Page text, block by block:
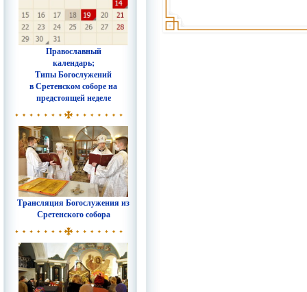
Православный
календарь;
Типы Богослужений
в Сретенском соборе на
предстоящей неделе
Трансляция Богослужения из
Сретенского собора